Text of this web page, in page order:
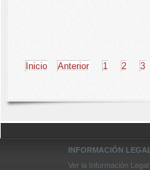
Inicio Anterior 1 2 3
INFORMACIÓN LEGAL
Ver la Información Legal